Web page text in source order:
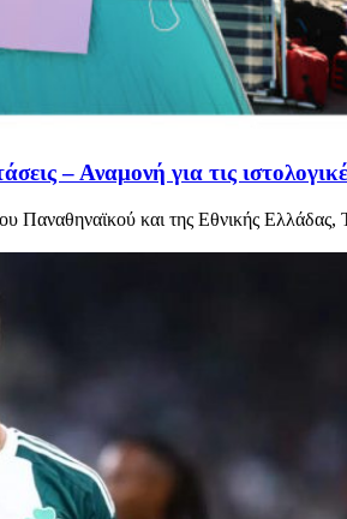
– Αναμονή για τις
Παναθηναϊκού και της Εθνικής